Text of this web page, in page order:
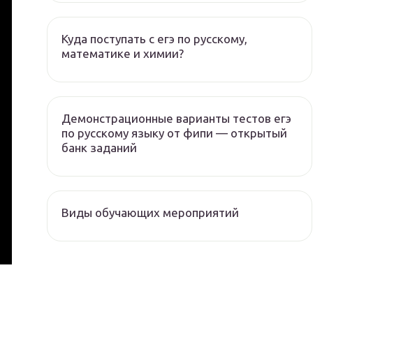
Куда поступать с егэ по русскому,
математике и химии?
Демонстрационные варианты тестов егэ
по русскому языку от фипи — открытый
банк заданий
Виды обучающих мероприятий